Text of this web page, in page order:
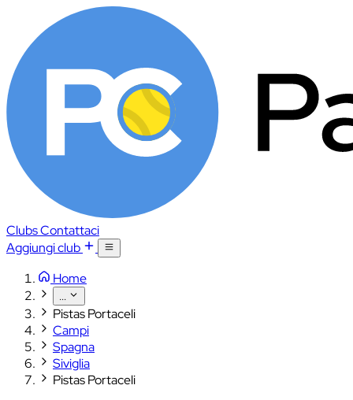
ClubsContattaci
Aggiungi club
Home
...
Pistas Portaceli
Campi
Spagna
Siviglia
Pistas Portaceli